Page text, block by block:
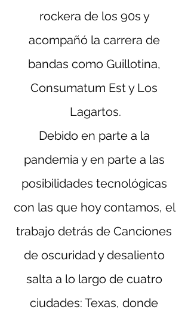
rockera de los 90s y
acompañó la carrera de
bandas como Guillotina,
Consumatum Est y Los
Lagartos.
Debido en parte a la
pandemia y en parte a las
posibilidades tecnológicas
con las que hoy contamos, el
trabajo detrás de Canciones
de oscuridad y desaliento
salta a lo largo de cuatro
ciudades: Texas, donde